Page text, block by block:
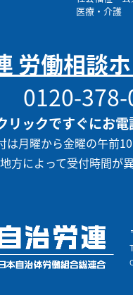
医療・介護
労働相談
0120-
リックですぐにお電
は月曜から金曜の午前
地方によって受付時間が異